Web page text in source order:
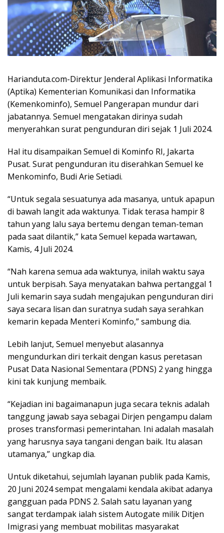
Harianduta.com-Direktur Jenderal Aplikasi Informatika
(Aptika) Kementerian Komunikasi dan Informatika
(Kemenkominfo), Semuel Pangerapan mundur dari
jabatannya. Semuel mengatakan dirinya sudah
menyerahkan surat pengunduran diri sejak 1 Juli 2024.
Hal itu disampaikan Semuel di Kominfo RI, Jakarta
Pusat. Surat pengunduran itu diserahkan Semuel ke
Menkominfo, Budi Arie Setiadi.
“Untuk segala sesuatunya ada masanya, untuk apapun
di bawah langit ada waktunya. Tidak terasa hampir 8
tahun yang lalu saya bertemu dengan teman-teman
pada saat dilantik,” kata Semuel kepada wartawan,
Kamis, 4 Juli 2024.
“Nah karena semua ada waktunya, inilah waktu saya
untuk berpisah. Saya menyatakan bahwa pertanggal 1
Juli kemarin saya sudah mengajukan pengunduran diri
saya secara lisan dan suratnya sudah saya serahkan
kemarin kepada Menteri Kominfo,” sambung dia.
Lebih lanjut, Semuel menyebut alasannya
mengundurkan diri terkait dengan kasus peretasan
Pusat Data Nasional Sementara (PDNS) 2 yang hingga
kini tak kunjung membaik.
“Kejadian ini bagaimanapun juga secara teknis adalah
tanggung jawab saya sebagai Dirjen pengampu dalam
proses transformasi pemerintahan. Ini adalah masalah
yang harusnya saya tangani dengan baik. Itu alasan
utamanya,” ungkap dia.
Untuk diketahui, sejumlah layanan publik pada Kamis,
20 Juni 2024 sempat mengalami kendala akibat adanya
gangguan pada PDNS 2. Salah satu layanan yang
sangat terdampak ialah sistem Autogate milik Ditjen
Imigrasi yang membuat mobilitas masyarakat